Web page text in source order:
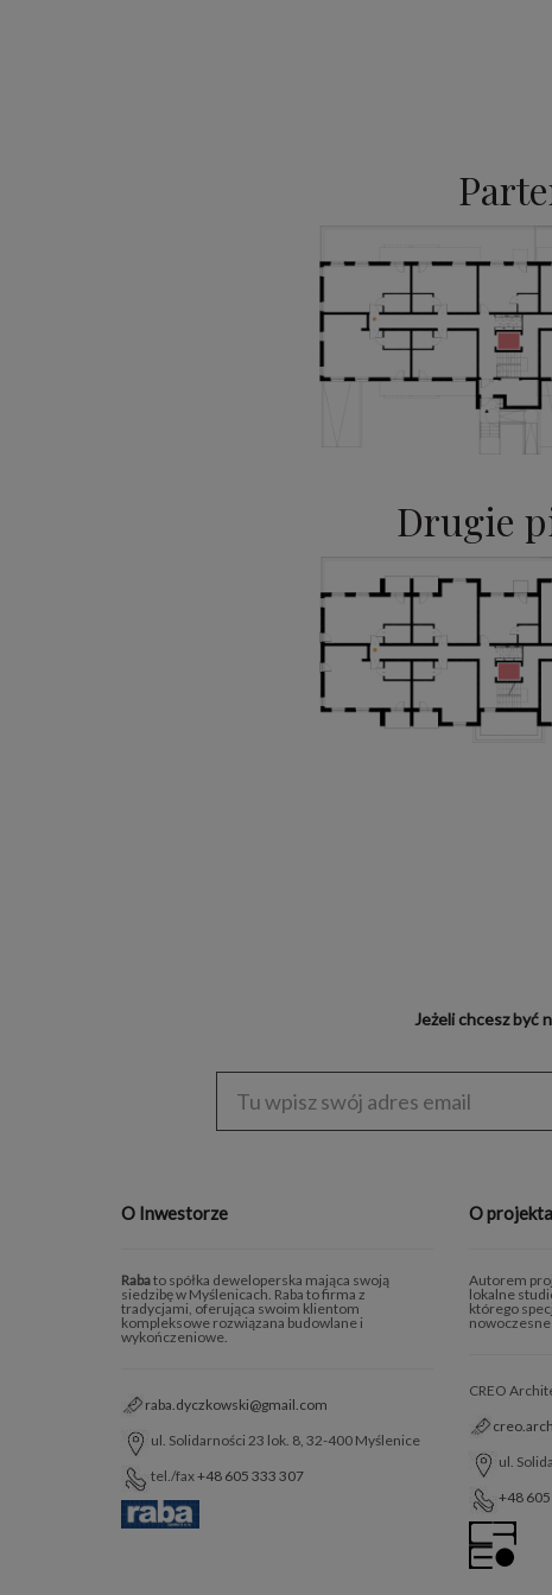
Drugie
Jeżeli chcesz być
Enter
address
O Inwestorze
Rabato spółka deweloperska mająca swoją
siedzibę w Myślenicach. Raba to firma z
tradycjami, oferująca swoim klientom
kompleksowe rozwiązana budowlane i
wykończeniowe.
raba.dyczkowski@gmail.com
ul. Solidarności 23 lok. 8, 32-400 Myślenice
tel./fax+48 605 333 307
O
Autorem
lokalne
którego
CREO
ul.
+48